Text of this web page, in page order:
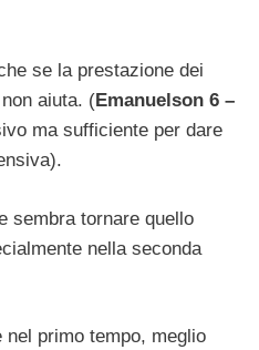
se la prestazione dei
aiuta. (Emanuelson 6 –
ma sufficiente per dare
sembra tornare quello
nella seconda
nel primo tempo, meglio